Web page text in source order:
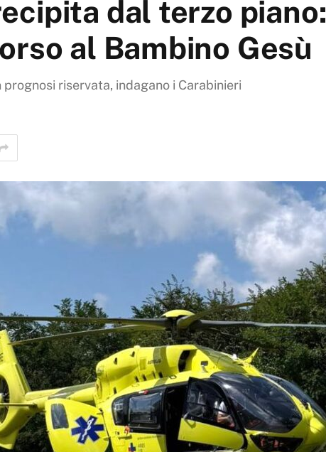
dal terzo piano:
al Bambino Gesù
riservata, indagano i Carabinieri